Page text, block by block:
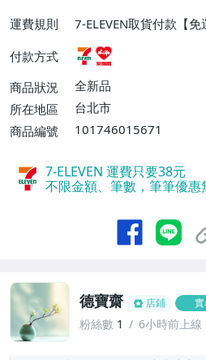
運費規則
7-ELEVEN取貨付款【
貨付款【免運費】
付款方式
商品狀況
全新品
所在地區
台北市
商品編號
101746015671
7-ELEVEN 運費只要38元
不限金額、筆數，筆筆優惠
德寶齋 店鋪
粉絲數 1 6小時前上線